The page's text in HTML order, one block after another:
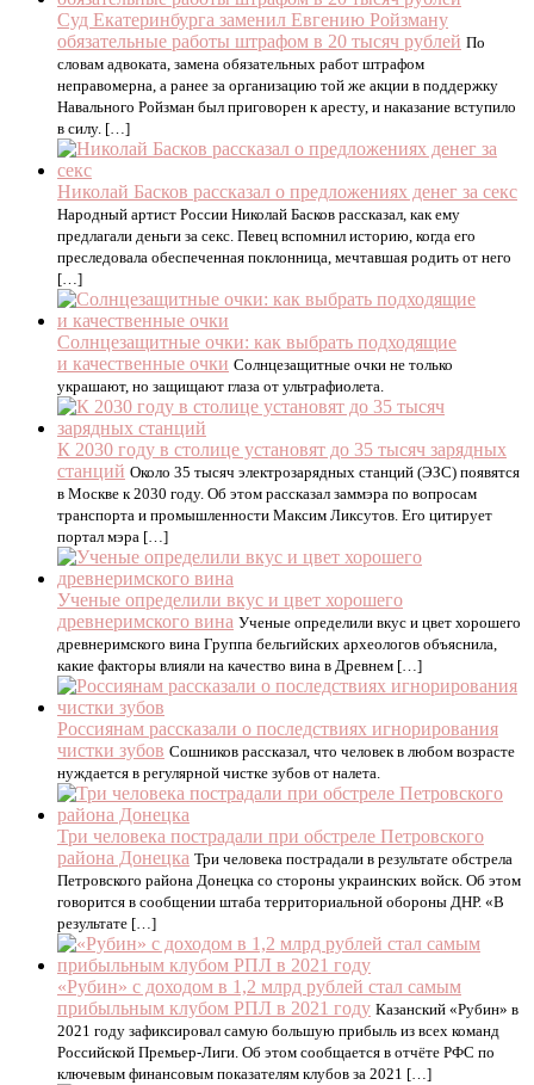
Суд Екатеринбурга заменил Евгению Ройзману
обязательные работы штрафом в 20 тысяч рублей По
словам адвоката, замена обязательных работ штрафом
неправомерна, а ранее за организацию той же акции в поддержку
Навального Ройзман был приговорен к аресту, и наказание вступило
в силу. […]
Николай Басков рассказал о предложениях денег за секс
Народный артист России Николай Басков рассказал, как ему
предлагали деньги за секс. Певец вспомнил историю, когда его
преследовала обеспеченная поклонница, мечтавшая родить от него
[…]
Солнцезащитные очки: как выбрать подходящие
и качественные очки Солнцезащитные очки не только
украшают, но защищают глаза от ультрафиолета.
К 2030 году в столице установят до 35 тысяч зарядных
станций Около 35 тысяч электрозарядных станций (ЭЗС) появятся
в Москве к 2030 году. Об этом рассказал заммэра по вопросам
транспорта и промышленности Максим Ликсутов. Его цитирует
портал мэра […]
Ученые определили вкус и цвет хорошего
древнеримского вина Ученые определили вкус и цвет хорошего
древнеримского вина Группа бельгийских археологов объяснила,
какие факторы влияли на качество вина в Древнем […]
Россиянам рассказали о последствиях игнорирования
чистки зубов Сошников рассказал, что человек в любом возрасте
нуждается в регулярной чистке зубов от налета.
Три человека пострадали при обстреле Петровского
района Донецка Три человека пострадали в результате обстрела
Петровского района Донецка со стороны украинских войск. Об этом
говорится в сообщении штаба территориальной обороны ДНР. «В
результате […]
«Рубин» с доходом в 1,2 млрд рублей стал самым
прибыльным клубом РПЛ в 2021 году Казанский «Рубин» в
2021 году зафиксировал самую большую прибыль из всех команд
Российской Премьер-Лиги. Об этом сообщается в отчёте РФС по
ключевым финансовым показателям клубов за 2021 […]